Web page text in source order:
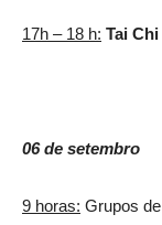
17h – 18 h: Tai
06 de setembro
9 horas: Grupos